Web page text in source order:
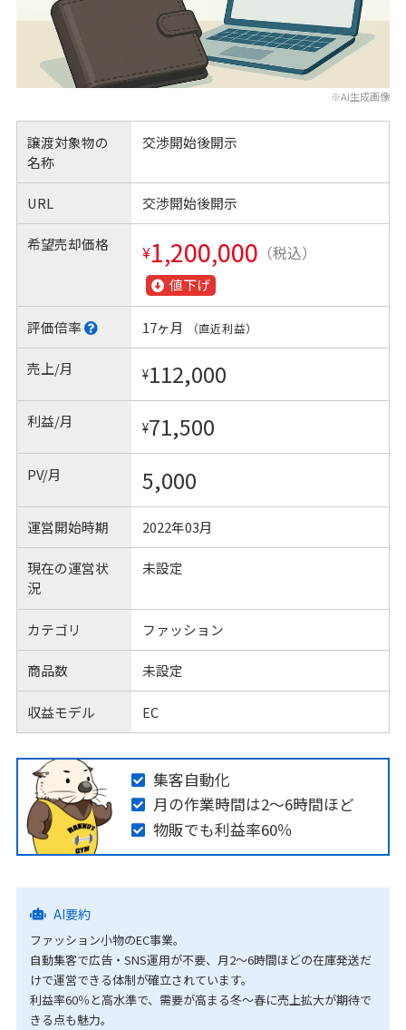
※AI生成画像
譲渡対象物の
名称
交渉開始後開示
URL 交渉開始後開示
希望売却価格 ¥1,200,000 （税込）
値下げ
評価倍率 17ヶ月 （直近利益）
売上/月 ¥112,000
利益/月 ¥71,500
PV/月 5,000
運営開始時期 2022年03月
現在の運営状
況
未設定
カテゴリ ファッション
商品数 未設定
収益モデル EC
集客自動化
月の作業時間は2〜6時間ほど
物販でも利益率60％
AI要約
ファッション小物のEC事業。
自動集客で広告・SNS運用が不要、月2〜6時間ほどの在庫発送だ
けで運営できる体制が確立されています。
利益率60％と高水準で、需要が高まる冬〜春に売上拡大が期待で
きる点も魅力。